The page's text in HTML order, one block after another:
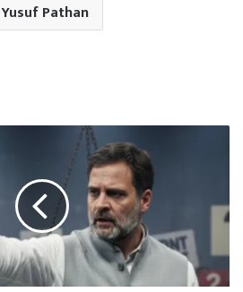
Yusuf Pathan